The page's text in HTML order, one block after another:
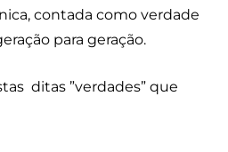
contada como verdade
para geração.
ditas ”verdades” que